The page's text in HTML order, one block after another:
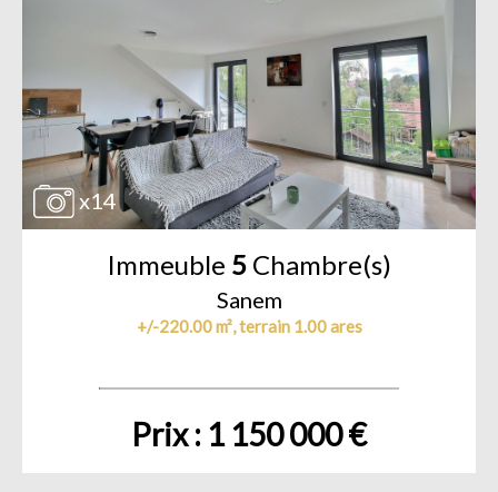
x14
Immeuble 5 Chambre(s)
Sanem
+/-220.00 m², terrain 1.00 ares
Prix : 1 150 000 €